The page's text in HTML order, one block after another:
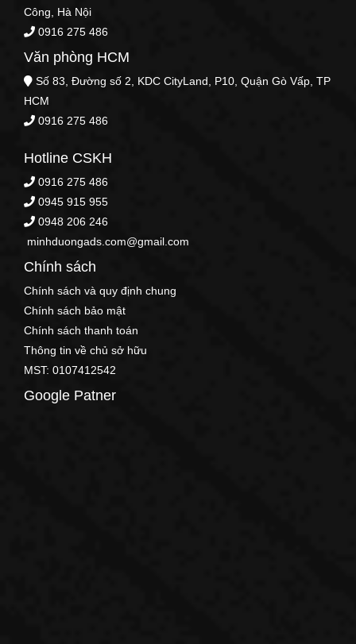
Công, Hà Nội
0916 275 486
Văn phòng HCM
Số 83, Đường số 2, KDC CityLand, P10, Quận Gò Vấp, TP
HCM
0916 275 486
Hotline CSKH
0916 275 486
0945 915 955
0948 206 246
minhduongads.com@gmail.com
Chính sách
Chính sách và quy định chung
Chính sách bảo mật
Chính sách thanh toán
Thông tin về chủ sở hữu
MST: 0107412542
Google Patner